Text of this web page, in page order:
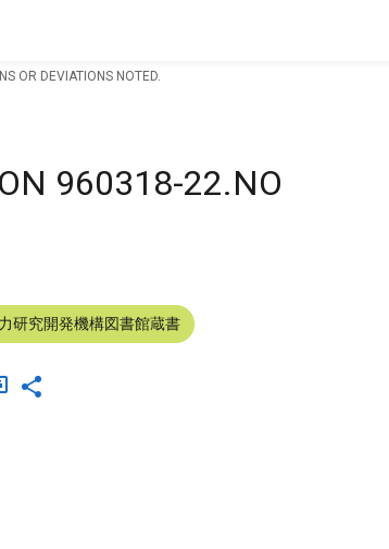
OR DEVIATIONS NOTED.
960318-22.NO
研究開発機構図書館蔵書